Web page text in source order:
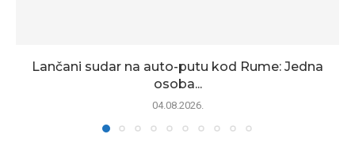
Lančani sudar na auto-putu kod Rume: Jedna
osoba...
04.08.2026.